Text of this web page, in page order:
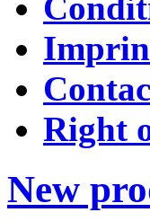
Right
New